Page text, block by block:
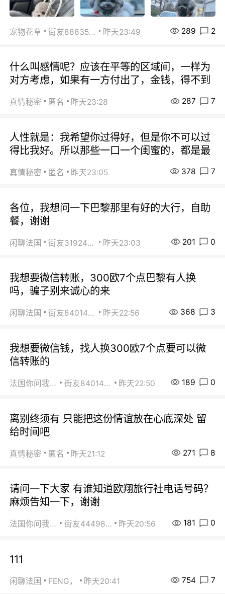
宠物花草 街友88835518 昨天23:49 289 2
什么叫感情呢？应该在平等的区域间，一样为
对方考虑，如果有一方付出了，金钱，得不到
真情秘密 匿名 昨天23:28 287 7
人性就是：我希望你过得好，但是你不可以过
得比我好。所以那些一口一个闺蜜的，都是最
真情秘密 匿名 昨天23:05 378 7
各位，我想问一下巴黎那里有好的大行，自助
餐，谢谢
闲聊法国 街友31924072 昨天23:03 201 0
我想要微信转账，300欧7个点巴黎有人换
吗，骗子别来诚心的来
闲聊法国 街友84014588 昨天22:56 368 3
我想要微信钱，找人换300欧7个点要可以微
信转账的
法国你问我答 街友84014588 昨天22:50 189 0
离别终须有 只能把这份情谊放在心底深处 留
给时间吧
真情秘密 匿名 昨天21:12 271 8
请问一下大家 有谁知道欧翔旅行社电话号码？
麻烦告知一下，谢谢
法国你问我答 街友44498484 昨天20:56 181 0
111
闲聊法国 FENG， 昨天20:41 754 7